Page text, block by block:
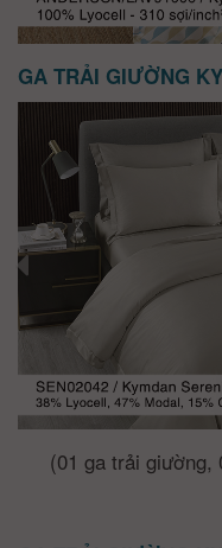
GA TRẢI GIƯỜNG
(01 ga trải giường,